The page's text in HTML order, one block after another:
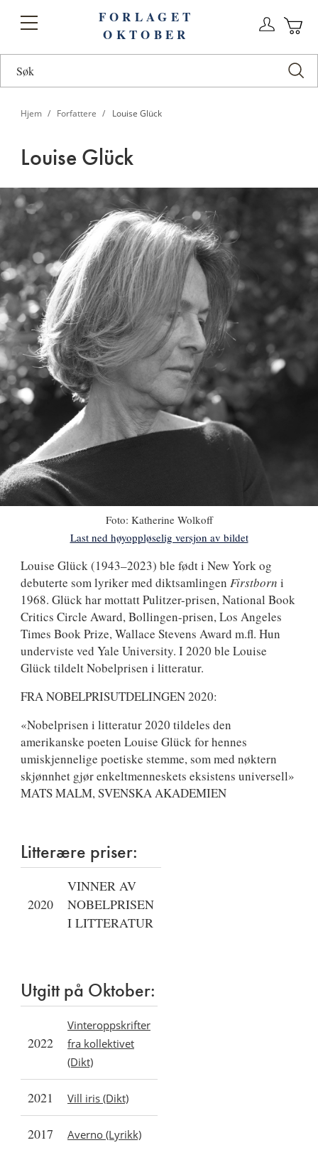
Toggle
FORLAGET
OKTOBER
Hjem Forfattere Louise Glück
Louise Glück
Foto: Katherine Wolkoff
Last ned høyoppløselig versjon av bildet
Louise
Glück
Louise Glück(1943–2023) ble født i New York og
debuterte som lyriker med diktsamlingen Firstborn i
1968. Glück har mottatt Pulitzer-prisen, National Book
Critics Circle Award, Bollingen-prisen, Los Angeles
Times Book Prize, Wallace Stevens Award m.fl. Hun
underviste ved Yale University. I 2020 ble Louise
Glück tildelt Nobelprisen i litteratur.
FRA NOBELPRISUTDELINGEN 2020:
«Nobelprisen i litteratur 2020 tildeles den
amerikanske poeten Louise Glück for hennes
umiskjennelige poetiske stemme, som med nøktern
skjønnhet gjør enkeltmenneskets eksistens universell»
MATS MALM, SVENSKA AKADEMIEN
Litterære priser:
2020
VINNER AV
NOBELPRISEN
I LITTERATUR
Utgitt på Oktober:
2022
Vinteroppskrifter
fra kollektivet
(Dikt)
2021 Vill iris (Dikt)
2017 Averno (Lyrikk)